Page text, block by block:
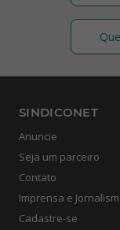
SINDICONET
Anuncie
Seja um parceiro
Contato
Imprensa e
Cadastre-se